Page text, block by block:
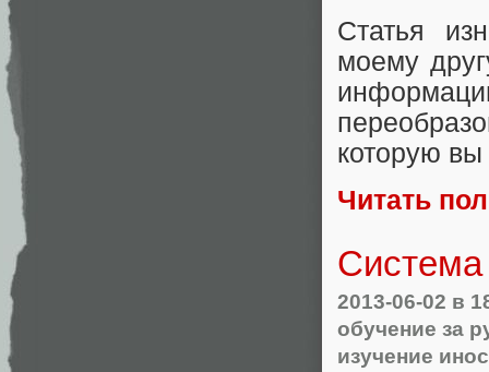
Статья
моему
которую
Читать
Система
2013-06-02 в
обучение за
изучение